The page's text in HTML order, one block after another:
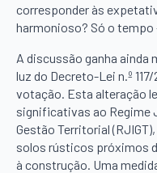
corresponder às
harmonioso? Só o tempo
A discussão ganha ainda
luz do Decreto-Lei n.º
votação. Esta alteração
significativas ao Regime
Gestão Territorial
solos rústicos próximos
à construção. Uma